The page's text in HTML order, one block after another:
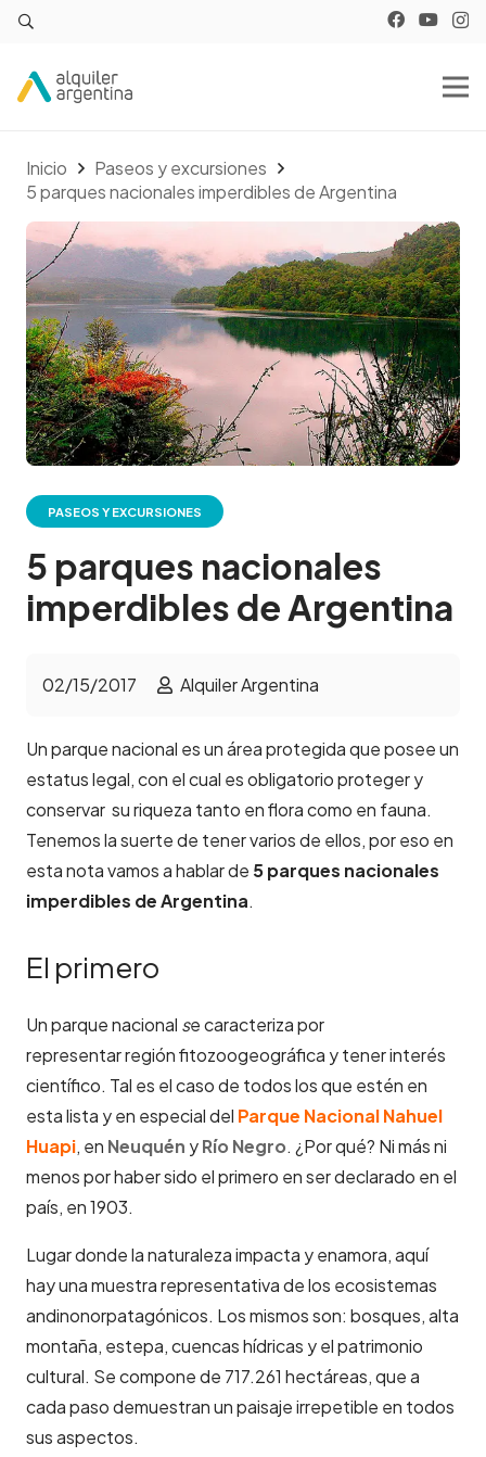
Inicio
Paseos y excursiones
5 parques nacionales imperdibles de Argentina
PASEOS Y EXCURSIONES
5 parques nacionales
imperdibles de Argentina
02/15/2017 Alquiler Argentina
Un parque nacional es un área protegida que posee un
estatus legal, con el cual es obligatorio proteger y
conservar su riqueza tanto en flora como en fauna.
Tenemos la suerte de tener varios de ellos, por eso en
esta nota vamos a hablar de 5 parques nacionales
imperdibles de Argentina.
El primero
Un parque nacional se caracteriza por
representar región fitozoogeográfica y tener interés
científico. Tal es el caso de todos los que estén en
esta lista y en especial del Parque Nacional Nahuel
Huapi, en Neuquén yRío Negro. ¿Por qué? Ni más ni
menos por haber sido el primero en ser declarado en el
país, en 1903.
Lugar donde la naturaleza impacta y enamora, aquí
hay una muestra representativa de los ecosistemas
andinonorpatagónicos. Los mismos son: bosques, alta
montaña, estepa, cuencas hídricas y el patrimonio
cultural. Se compone de 717.261 hectáreas, que a
cada paso demuestran un paisaje irrepetible en todos
sus aspectos.